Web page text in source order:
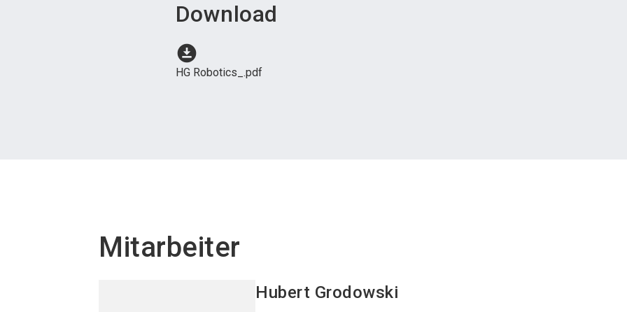
Download
download_for_offline
HG Robotics_.pdf
Mitarbeiter
Hubert Grodowski